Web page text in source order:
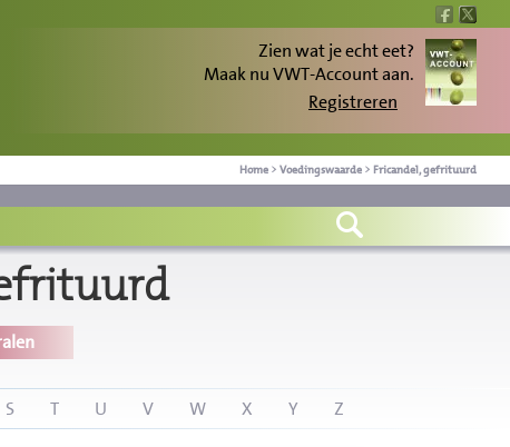
Zien wat je echt eet?
Maak nu VWT-Account aan.
Registreren
Home > Voedingswaarde > Fricandel, gefrituurd
S T U V W X Y Z